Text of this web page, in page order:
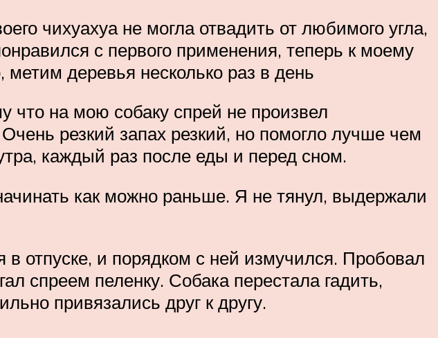
чихуахуа не могла отвадить от любимого угла,
с первого применения, теперь к моему
деревья несколько раз в день
что на мою собаку спрей не произвел
резкий запах резкий, но помогло лучше чем
каждый раз после еды и перед сном.
как можно раньше. Я не тянул, выдержали
в отпуске, и порядком с ней измучился. Пробовал
спреем пеленку. Собака перестала гадить,
привязались друг к другу.